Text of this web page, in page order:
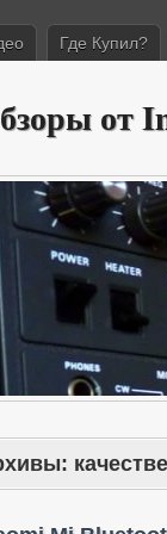
Где Купил?
от